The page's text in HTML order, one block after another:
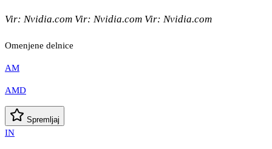
Vir: Nvidia.com Vir: Nvidia.com Vir: Nvidia.com
Omenjene delnice
AM
AMD
Spremljaj
IN